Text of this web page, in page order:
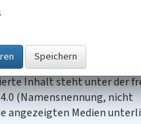
Hinweis
Inhalt steht unter der
4.0 (Namensnennung, nicht
angezeigten Medien